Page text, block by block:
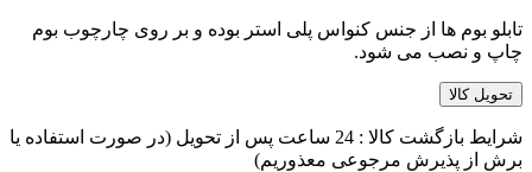
تابلو بوم ها از جنس کنواس پلی استر بوده و بر روی چارچوب بوم
چاپ و نصب می شود.
تحویل کالا
شرایط بازگشت کالا : 24 ساعت پس از تحویل (در صورت استفاده یا
برش از پذیرش مرجوعی معذوریم)